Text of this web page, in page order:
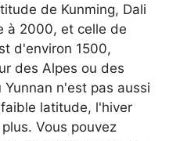
de Kunming, Dali
à 2000, et celle de
d'environ 1500,
des Alpes ou des
n'est pas aussi
latitude, l'hiver
Vous pouvez